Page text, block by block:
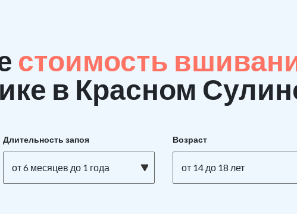
стоимость
в Красном
Длительность запоя
от 6 месяцев до 1 года
Возраст
от 14 до 18 лет